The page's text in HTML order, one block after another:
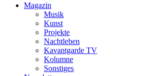
Magazin
Musik
Kunst
Projekte
Nachtleben
Kavantgarde TV
Kolumne
Sonstiges